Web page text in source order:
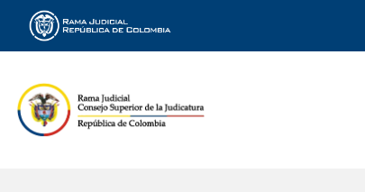
Rama Judicial